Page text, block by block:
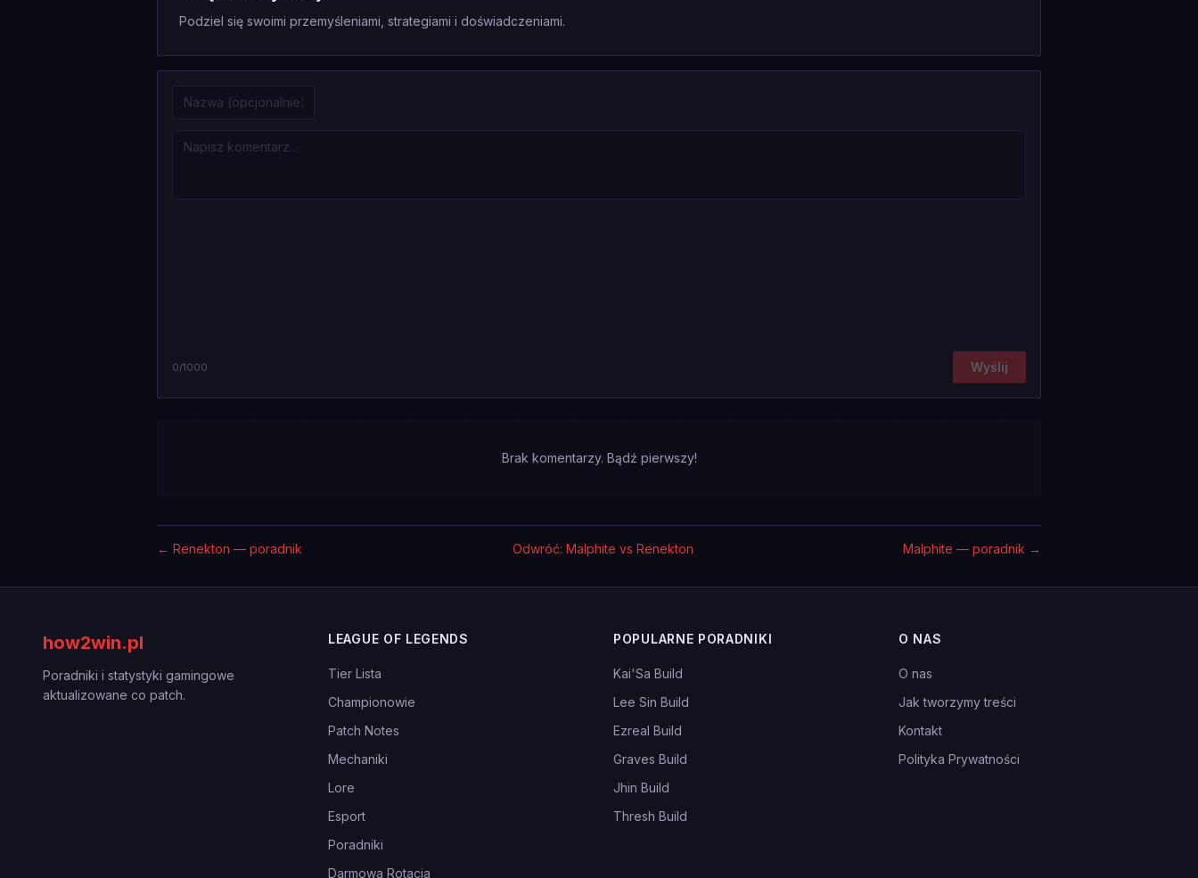
Podziel się swoimi przemyśleniami, strategiami i doświadczeniami.
0/1000 Wyślij
Brak komentarzy. Bądź pierwszy!
← Renekton — poradnik Odwróć: Malphite vs Renekton Malphite — poradnik →
how2win.pl
Poradniki i statystyki gamingowe
aktualizowane co patch.
LEAGUE OF LEGENDS
Tier Lista
Championowie
Patch Notes
Mechaniki
Lore
Esport
Poradniki
Darmowa Rotacja
POPULARNE PORADNIKI
Kai'Sa Build
Lee Sin Build
Ezreal Build
Graves Build
Jhin Build
Thresh Build
O NAS
O nas
Jak tworzymy treści
Kontakt
Polityka Prywatności